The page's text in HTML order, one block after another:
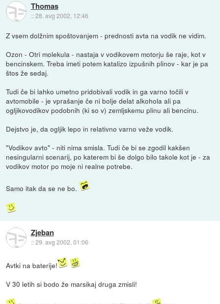
Thomas
::28. avg 2002, 12:46
Z vsem dolžnim spoštovanjem - prednosti avta na vodik ne vidim.
Ozon - Otri molekula - nastaja v vodikovem motorju še raje, kot v
bencinskem. Treba imeti potem katalizo izpušnih plinov - kar je pa
štos že sedaj.
Tudi če bi lahko umetno pridobivali vodik in ga varno točili v
avtomobile - je vprašanje če ni bolje delat alkohola ali pa
ogljikovodikov podobnih (ki so v) zemljskemu plinu ali bencinu.
Dejstvo je, da ogljik lepo in relativno varno veže vodik.
"Vodikov avto" - niti nima smisla. Tudi če bi se zgodil kakšen
nesingularni scenarij, po katerem bi še dolgo bilo takole kot je - za
vodikov motor po moje ni realne potrebe.
Samo itak da se ne bo.
Zjeban
::29. avg 2002, 01:06
Avtki na baterije!
V 30 letih si bodo že marsikaj druga zmisli!